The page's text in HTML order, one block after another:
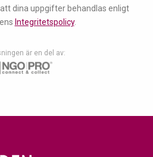
dina uppgifter behandlas enligt
Integritetspolicy.
är en del av: